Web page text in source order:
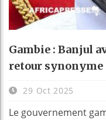
Gambie : Banjul
retour synonyme
29 Oct 2025
Le gouvernement